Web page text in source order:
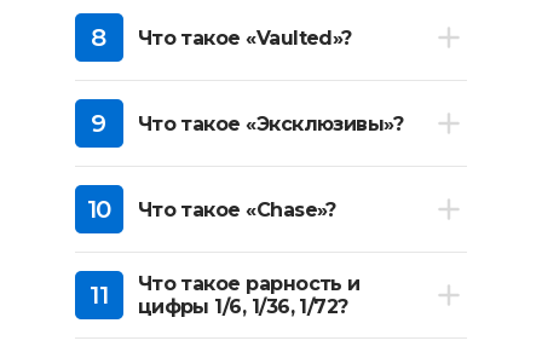
8 Что такое «Vaulted»?
9 Что такое «Эксклюзивы»?
10 Что такое «Chase»?
11
Что такое рарность и
цифры 1/6, 1/36, 1/72?